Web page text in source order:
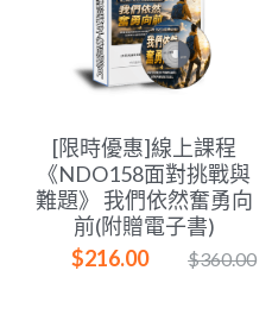
[限時優惠]線上課程
《NDO158面對挑戰與
難題》 我們依然奮勇向
前(附贈電子書)
$216.00
$360.00